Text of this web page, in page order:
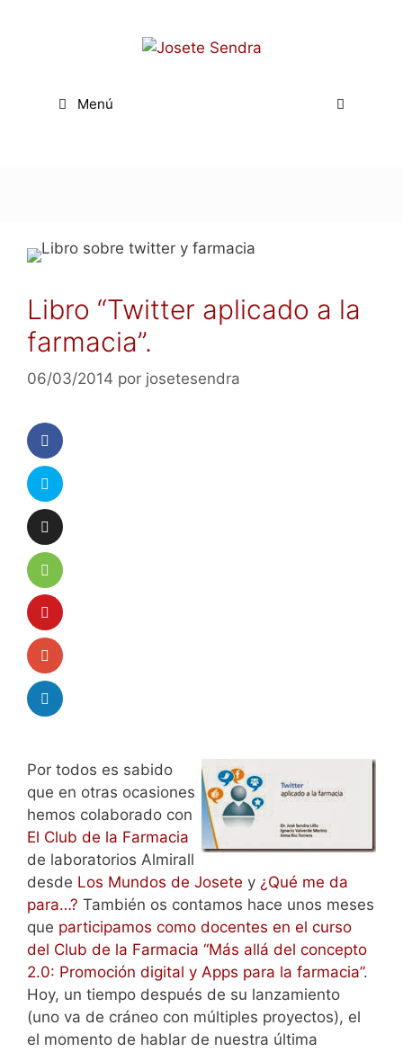
Menú
Libro “Twitter aplicado a la
farmacia”.
06/03/2014 por josetesendra
Por todos es sabido
que en otras ocasiones
hemos colaborado con
El Club de la Farmacia
de laboratorios Almirall
desde Los Mundos de Josete y ¿Qué me da
para…? También os contamos hace unos meses
que participamos como docentes en el curso
del Club de la Farmacia “Más allá del concepto
2.0: Promoción digital y Apps para la farmacia”.
Hoy, un tiempo después de su lanzamiento
(uno va de cráneo con múltiples proyectos), el
el momento de hablar de nuestra última